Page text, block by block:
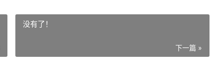
没有了！
下一篇 »